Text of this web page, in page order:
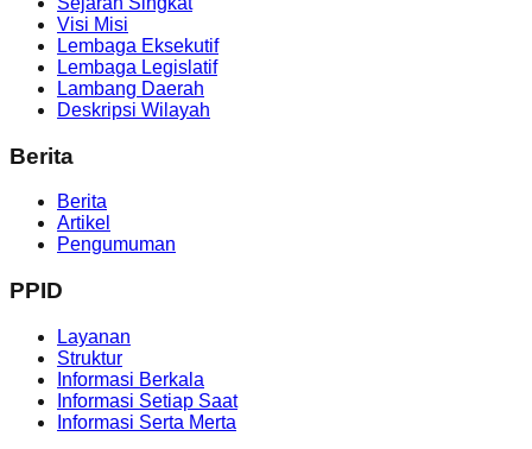
Visi Misi
Lembaga Eksekutif
Lembaga Legislatif
Lambang Daerah
Deskripsi Wilayah
Berita
Berita
Artikel
Pengumuman
PPID
Layanan
Struktur
Informasi Berkala
Informasi Setiap Saat
Informasi Serta Merta